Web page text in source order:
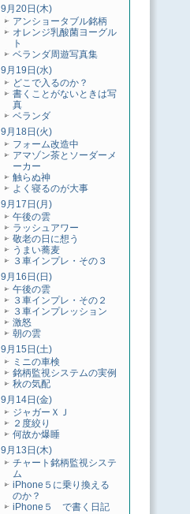
9月20日(木)
アンショータブル銘柄
オレンジ乳酸菌ヨーグル
ト
ベランダ周遊写真集
9月19日(水)
どこで入るのか？
書くことがないときは写
真
ベランダ
9月18日(火)
フォーム改造中
アマゾン茶とソーダーメ
ーカー
触らぬ神
よく寝るのが大事
9月17日(月)
午後の雲
ラッシュアワー
敬老の日に想う
うまい蕎麦
３車インプレ・その３
9月16日(日)
午後の雲
３車インプレ・その２
３車インプレッション
激怒
朝の雲
9月15日(土)
ミニの車検
銘柄監視システムの実例
秋の気配
9月14日(金)
ジャガーＸＪ
２度絞り
何故か爆睡
9月13日(木)
チャート銘柄監視システ
ム
iPhone５に乗り換える
のか？
iPhone５ で書く日記